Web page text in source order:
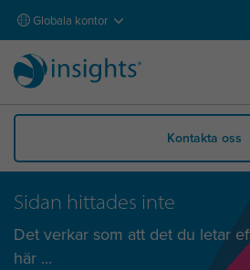
Globala kontor
Kontakta oss
Sidan hittades inte
Det verkar som att det du letar
här ...